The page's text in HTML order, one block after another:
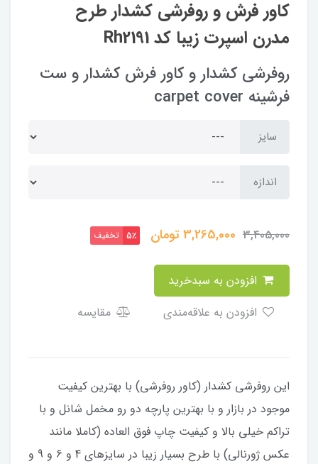
کاور فرش و روفرشی کشدار‌ طرح
مدرن اسپرت زیبا کد Rh2191
روفرشی کشدار و کاور فرش کشدار و ست
فرشینه carpet cover
سایز
اندازه
3,405,000
3,265,000تومان 5٪ تخفیف
مقایسه
این روفرشی کشدار (کاور روفرشی) با بهترین کیفیت
موجود در بازار و با بهترین پارچه دو رو مخمل شانل و با
تراکم خیلی بالا و کیفیت چاپ فوق العاده (کاملا مانند
عکس ژورنالی) با طرح بسیار زیبا در سایزهای 4 و 6 و 9 و